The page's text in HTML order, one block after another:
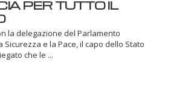
PER TUTTO IL
la delegazione del Parlamento
Sicurezza e la Pace, il capo dello Stato
che le ...